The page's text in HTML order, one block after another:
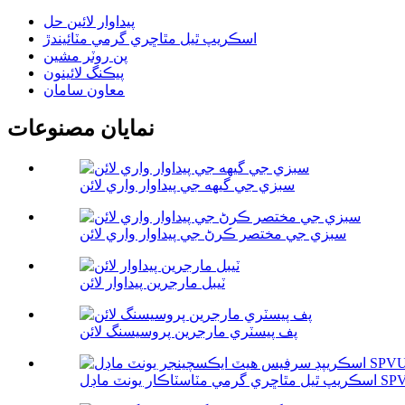
پيداوار لائين حل
اسڪريپ ٿيل مٿاڇري گرمي مٽائيندڙ
پن روٽر مشين
پيڪنگ لائينون
معاون سامان
نمايان مصنوعات
سبزي جي گيهه جي پيداوار واري لائن
سبزي جي مختصر ڪرڻ جي پيداوار واري لائن
ٽيبل مارجرين پيداوار لائن
پف پيسٽري مارجرين پروسيسنگ لائن